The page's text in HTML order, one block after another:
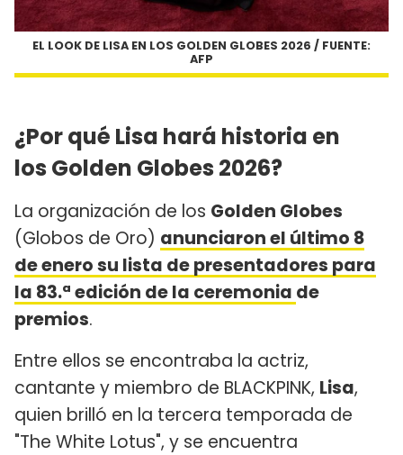
EL LOOK DE LISA EN LOS GOLDEN GLOBES 2026 / FUENTE:
AFP
¿Por qué Lisa hará historia en
los Golden Globes 2026?
La organización de los Golden Globes
(Globos de Oro) anunciaron el último 8
de enero su lista de presentadores para
la 83.ª edición de la ceremonia de
premios.
Entre ellos se encontraba la actriz,
cantante y miembro de BLACKPINK, Lisa,
quien brilló en la tercera temporada de
"The White Lotus", y se encuentra